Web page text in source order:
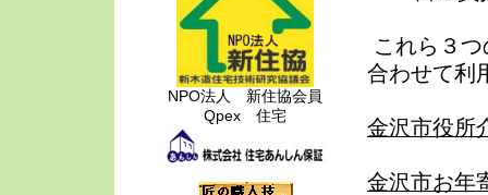
NPO法人 新住協会員
Qpex 住宅
これら３
合わせて利
金沢市役所
金沢市お年